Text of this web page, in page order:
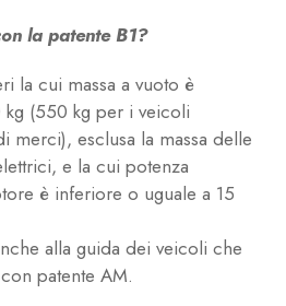
la patente B1?
la cui massa a vuoto è
(550 kg per i veicoli
merci), esclusa la massa delle
e la cui potenza
è inferiore o uguale a 15
alla guida dei veicoli che
patente AM.